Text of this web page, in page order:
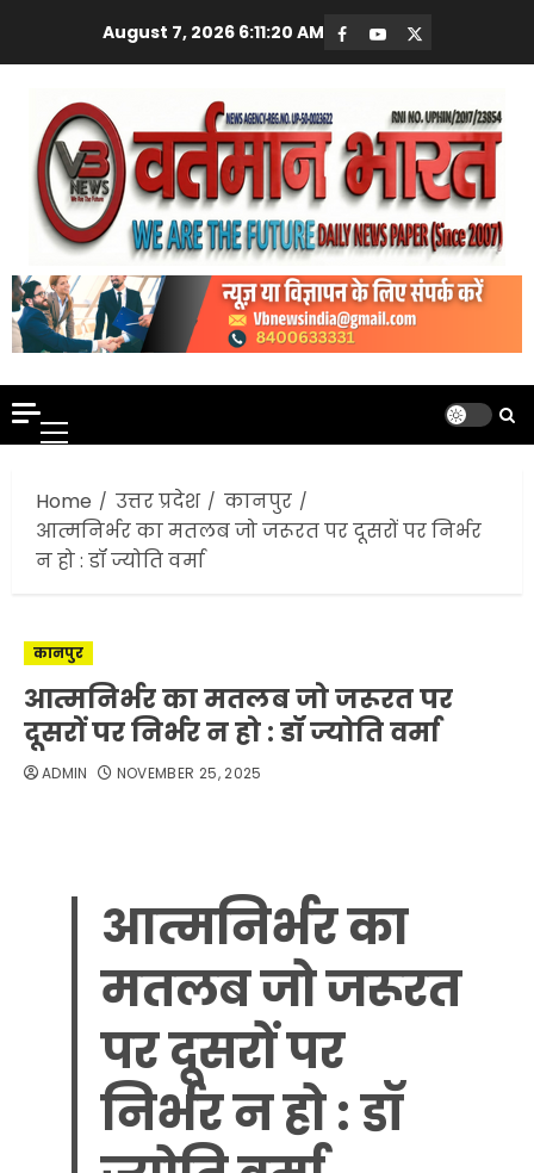
content
August 7, 20266:11:21 AM Facebook
Youtube
X
Primary
Menu
Home
उत्तर प्रदेश
कानपुर
आत्मनिर्भर का मतलब जो जरूरत पर दूसरों पर निर्भर
न हो : डॉ ज्योति वर्मा
कानपुर
आत्मनिर्भर का मतलब जो जरूरत पर
दूसरों पर निर्भर न हो : डॉ ज्योति वर्मा
ADMIN NOVEMBER 25, 2025
आत्मनिर्भर का
मतलब जो जरूरत
पर दूसरों पर
निर्भर न हो : डॉ